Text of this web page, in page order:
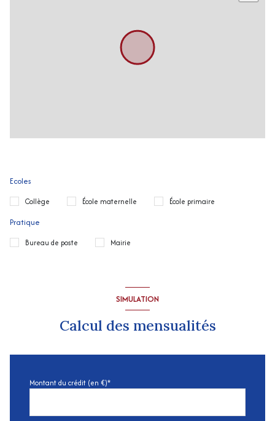
Ecoles
Collège École maternelle École primaire
Pratique
Bureau de poste Mairie
SIMULATION
Calcul des mensualités
Montant du crédit (en €)*